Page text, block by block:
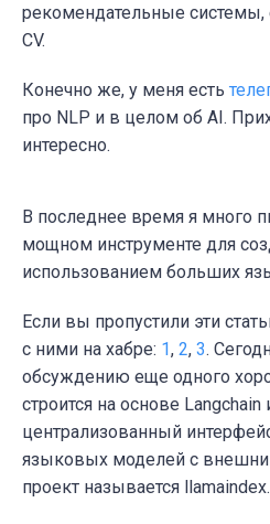
рекомендательные системы,
CV.
Конечно же, у меня есть
про NLP и в целом об AI.
интересно.
В последнее время я много
мощном инструменте для
использованием больших
Если вы пропустили эти
с ними на хабре: 1, 2, 3.
обсуждению еще одного
строится на основе Langchain
централизованный
языковых моделей с
проект называется llamaindex.